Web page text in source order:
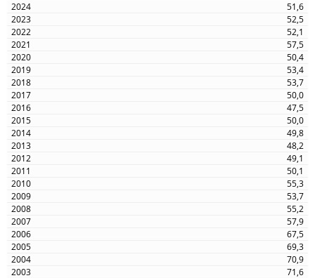
51,6
52,5
52,1
57,5
50,4
53,4
53,7
50,0
47,5
50,0
49,8
48,2
49,1
50,1
55,3
53,7
55,2
57,9
67,5
69,3
70,9
71,6